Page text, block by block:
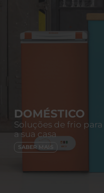
DOMÉSTICO
Soluções de frio para
a sua casa
SABER MAIS